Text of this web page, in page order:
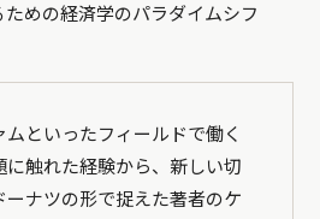
めの経済学のパラダイムシフ
といったフィールドで働く
に触れた経験から、新しい切
ーナツの形で捉えた著者のケ